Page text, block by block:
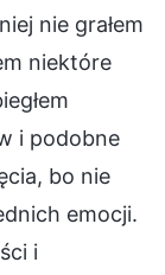
nie grałem
niektóre
i podobne
bo nie
emocji.
i